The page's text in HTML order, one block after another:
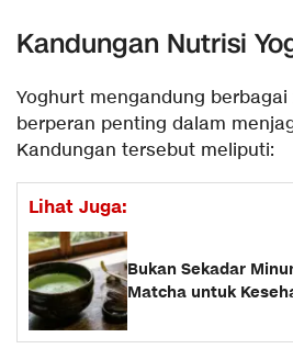
Kandungan Nutrisi
Yoghurt mengandung berbagai
berperan penting dalam
Kandungan tersebut meliputi:
Lihat Juga:
Bukan Sekadar
Matcha untuk